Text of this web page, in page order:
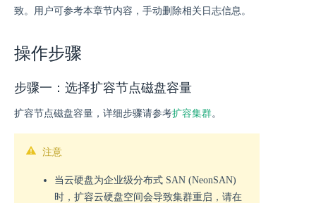
致。用户可参考本章节内容，手动删除相关日志信息。
操作步骤
步骤一：选择扩容节点磁盘容量
扩容节点磁盘容量，详细步骤请参考扩容集群。
注意
当云硬盘为企业级分布式 SAN (NeonSAN)
时，扩容云硬盘空间会导致集群重启，请在